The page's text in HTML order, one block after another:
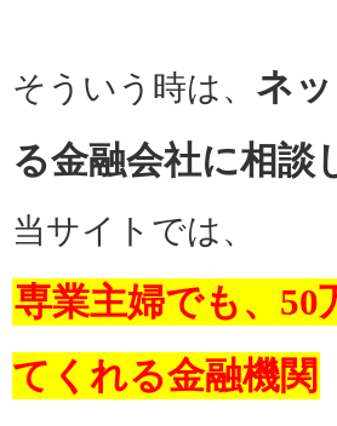
そういう時は、 ネ
る金融会社に相談
当サイトでは、
専業主婦でも、
てくれる金融機関